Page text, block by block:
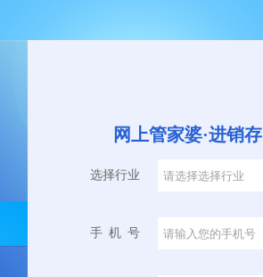
网上管家婆·进销存
选择行业
手机号